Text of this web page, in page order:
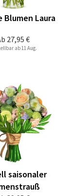
27,95 €
Blumen Laura
ab 11 Aug.
saisonaler